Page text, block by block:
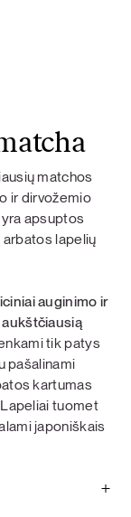
matchos
ir dirvožemio
apsuptos
arbatos lapelių
auginimo ir
tik patys
pašalinami
kartumas
tuomet
japoniškais